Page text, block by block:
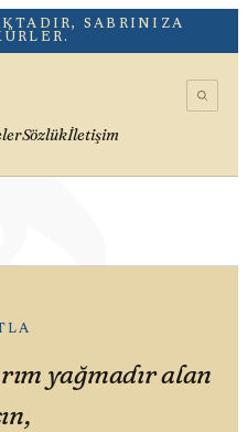
SABRINIZA
Sözlükİletişim
yağmadır alan